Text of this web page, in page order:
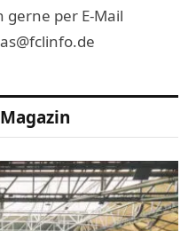
gerne per E-Mail